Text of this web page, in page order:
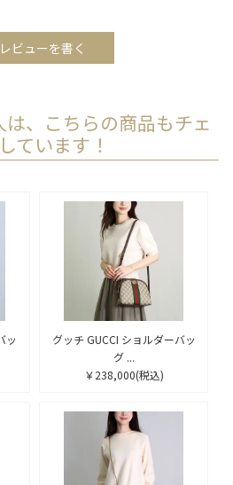
レビューを書く
、こちらの商品もチェ
ています！
ッ
グッチ GUCCI ショルダーバッ
グ ...
￥238,000(税込)